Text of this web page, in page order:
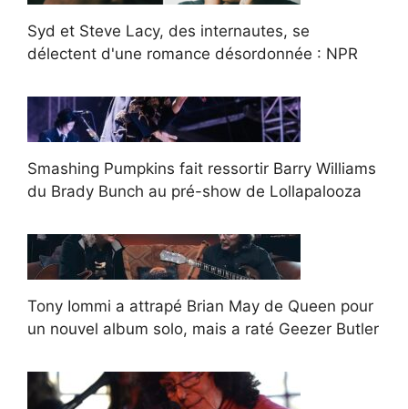
Syd et Steve Lacy, des internautes, se
délectent d'une romance désordonnée : NPR
Smashing Pumpkins fait ressortir Barry Williams
du Brady Bunch au pré-show de Lollapalooza
Tony Iommi a attrapé Brian May de Queen pour
un nouvel album solo, mais a raté Geezer Butler